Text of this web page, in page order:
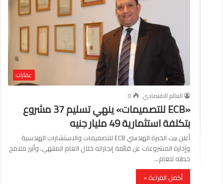
عقارات
العالم الاقتصادي
0
«ECB للتصميمات» ينهي تسليم 37 مشروع
بتكلفة استثمارية 49 مليار جنيه
أعلن بيت الخبرة الهندسي ECB للتصميمات والاستشارات الهندسية
وإدارة المشروعات عن قائمة إنجازاته خلال العام المنتهي، وأبرز ملامح
خطته للعام…
أكمل القراءة »